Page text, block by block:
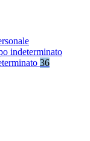
indeterminato
36